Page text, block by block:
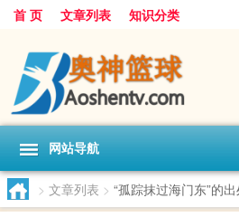
首 页 文章列表 知识分类
网站导航
> 文章列表 > “孤踪抹过海门东”的